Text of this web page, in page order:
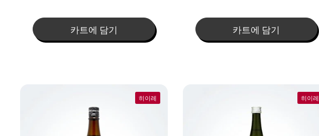
카트에 담기 카트에 담기
히이레 히이레